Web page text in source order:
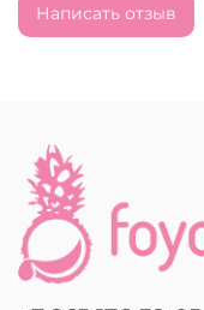
Написать отзыв